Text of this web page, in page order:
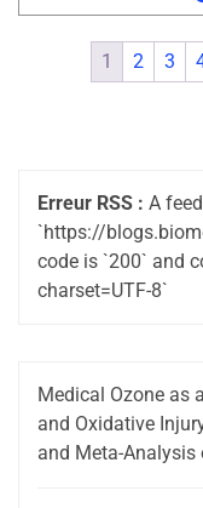
1 2 3
Erreur RSS : A
`https://
code is `200` and
charset=UTF-8`
Medical Ozone as
and Oxidative
and Meta-